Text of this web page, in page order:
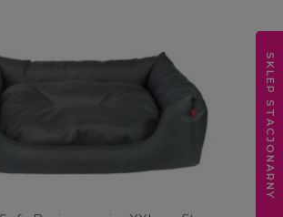
SKLEP STACJONARNY